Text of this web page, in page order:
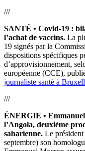
///
SANTÉ • Covid-19 :
l’achat de vaccins. La
19 signés par la
dispositions spécifiques
d’approvisionnement,
européenne (CCE),
journaliste santé à
///
ÉNERGIE •
l’Angola, deuxième
saharienne. Le
septembre) son